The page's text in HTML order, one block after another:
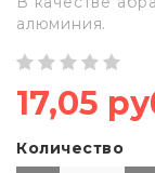
алюминия.
17,05
Количество